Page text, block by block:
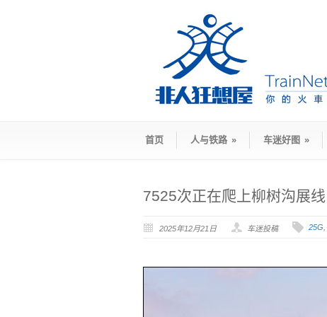
首页 人与铁路 » 车迷好图 »
7525次正在爬上柳树沟展线
2025年12月21日 车迷投稿 25G